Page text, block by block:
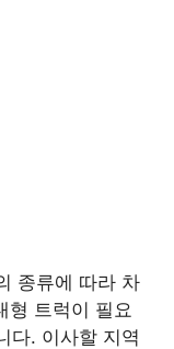
종류에 따라 차
형 트럭이 필요
다. 이사할 지역